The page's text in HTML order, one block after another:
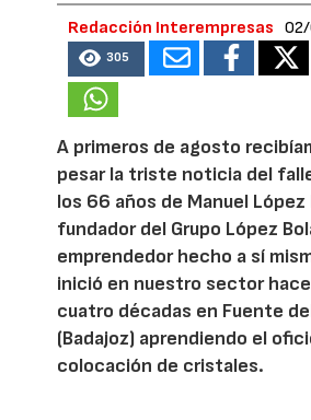
Redacción Interempresas
305
A primeros de agosto
pesar la triste noticia del
los 66 años de Manuel López
fundador del Grupo López
emprendedor hecho a sí
inició en nuestro sector
cuatro décadas en Fuente
(Badajoz) aprendiendo el
colocación de cristales.